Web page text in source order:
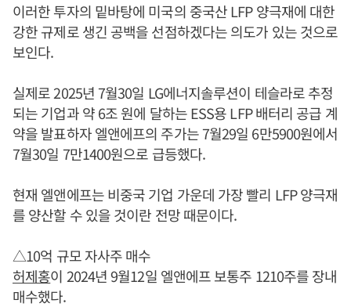
이러한 투자의 밑바탕에 미국의 중국산 LFP 양극재에 대한
강한 규제로 생긴 공백을 선점하겠다는 의도가 있는 것으로
보인다.
실제로 2025년 7월30일 LG에너지솔루션이 테슬라로 추정
되는 기업과 약 6조 원에 달하는 ESS용 LFP 배터리 공급 계
약을 발표하자 엘앤에프의 주가는 7월29일 6만5900원에서
7월30일 7만1400원으로 급등했다.
현재 엘앤에프는 비중국 기업 가운데 가장 빨리 LFP 양극재
를 양산할 수 있을 것이란 전망 때문이다.
△10억 규모 자사주 매수
허제홍이 2024년 9월12일 엘앤에프 보통주 1210주를 장내
매수했다.